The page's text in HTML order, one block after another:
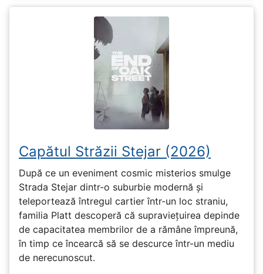
Capătul Străzii Stejar (2026)
După ce un eveniment cosmic misterios smulge
Strada Stejar dintr-o suburbie modernă și
teleportează întregul cartier într-un loc straniu,
familia Platt descoperă că supraviețuirea depinde
de capacitatea membrilor de a rămâne împreună,
în timp ce încearcă să se descurce într-un mediu
de nerecunoscut.